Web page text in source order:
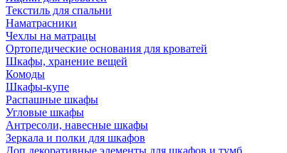
Текстиль для спальни
Наматрасники
Чехлы на матрацы
Ортопедические основания для кроватей
Шкафы, хранение вещей
Комоды
Шкафы-купе
Распашные шкафы
Угловые шкафы
Антресоли, навесные шкафы
Зеркала и полки для шкафов
Доп.декоративные элементы для шкафов и тумб